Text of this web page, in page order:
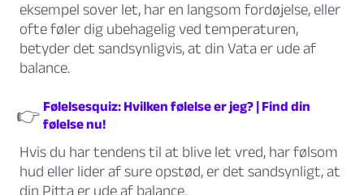
eksempel sover let, har en langsom fordøjelse, eller
ofte føler dig ubehagelig ved temperaturen,
betyder det sandsynligvis, at din Vata er ude af
balance.
👉 Følelsesquiz: Hvilken følelse er jeg? | Find din
følelse nu!
Hvis du har tendens til at blive let vred, har følsom
hud eller lider af sure opstød, er det sandsynligt, at
din Pitta er ude af balance.